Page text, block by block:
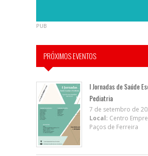
PUB
PRÓXIMOS EVENTOS
I Jornadas de Saúde
Pediatria
7 de setembro de
Local: Centro
Paços de Ferreira